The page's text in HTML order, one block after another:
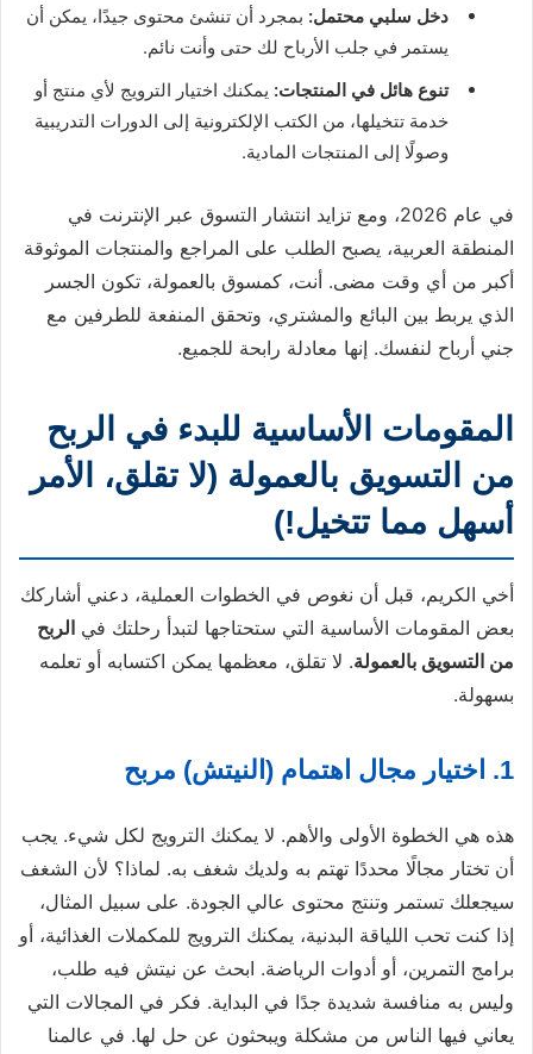
دخل سلبي محتمل: بمجرد أن تنشئ محتوى جيدًا، يمكن أن
يستمر في جلب الأرباح لك حتى وأنت نائم.
تنوع هائل في المنتجات: يمكنك اختيار الترويج لأي منتج أو
خدمة تتخيلها، من الكتب الإلكترونية إلى الدورات التدريبية
وصولًا إلى المنتجات المادية.
في عام 2026، ومع تزايد انتشار التسوق عبر الإنترنت في
المنطقة العربية، يصبح الطلب على المراجع والمنتجات الموثوقة
أكبر من أي وقت مضى. أنت، كمسوق بالعمولة، تكون الجسر
الذي يربط بين البائع والمشتري، وتحقق المنفعة للطرفين مع
جني أرباح لنفسك. إنها معادلة رابحة للجميع.
المقومات الأساسية للبدء في الربح
من التسويق بالعمولة (لا تقلق، الأمر
أسهل مما تتخيل!)
أخي الكريم، قبل أن نغوص في الخطوات العملية، دعني أشاركك
بعض المقومات الأساسية التي ستحتاجها لتبدأ رحلتك في الربح
من التسويق بالعمولة. لا تقلق، معظمها يمكن اكتسابه أو تعلمه
بسهولة.
1. اختيار مجال اهتمام (النيتش) مربح
هذه هي الخطوة الأولى والأهم. لا يمكنك الترويج لكل شيء. يجب
أن تختار مجالًا محددًا تهتم به ولديك شغف به. لماذا؟ لأن الشغف
سيجعلك تستمر وتنتج محتوى عالي الجودة. على سبيل المثال،
إذا كنت تحب اللياقة البدنية، يمكنك الترويج للمكملات الغذائية، أو
برامج التمرين، أو أدوات الرياضة. ابحث عن نيتش فيه طلب،
وليس به منافسة شديدة جدًا في البداية. فكر في المجالات التي
يعاني فيها الناس من مشكلة ويبحثون عن حل لها. في عالمنا